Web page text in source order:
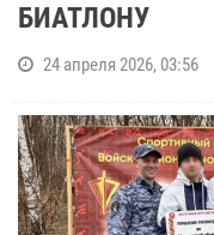
БИАТЛОНУ
24 апреля 2026, 03:56